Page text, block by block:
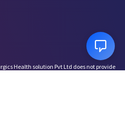
Health solution Pvt Ltd does not provide